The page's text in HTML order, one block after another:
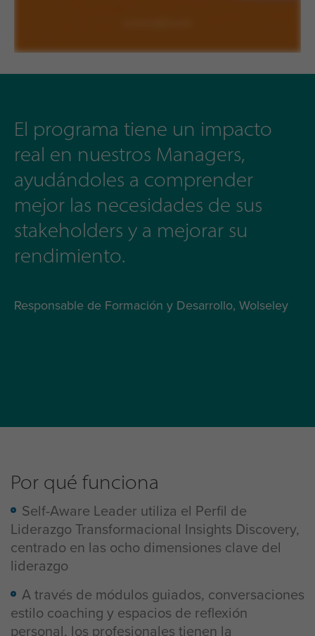
El programa tiene un impacto
real en nuestros Managers,
ayudándoles a comprender
mejor las necesidades de sus
stakeholders y a mejorar su
rendimiento.
Responsable de Formación y Desarrollo, Wolseley
Por qué funciona
Self-Aware Leader utiliza el Perfil de
Liderazgo Transformacional Insights Discovery,
centrado en las ocho dimensiones clave del
liderazgo
A través de módulos guiados, conversaciones
estilo coaching y espacios de reflexión
personal, los profesionales tienen la